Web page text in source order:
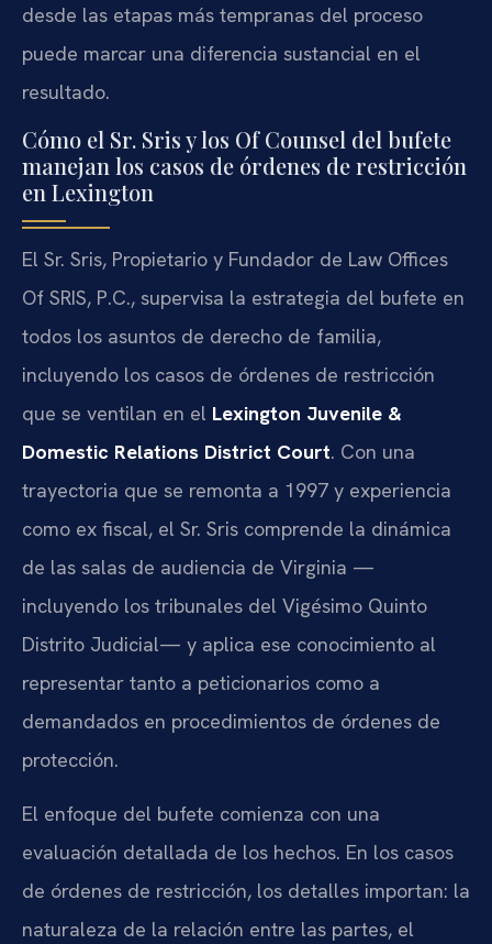
desde las etapas más tempranas del proceso
puede marcar una diferencia sustancial en el
resultado.
Cómo el Sr. Sris y los Of Counsel del bufete
manejan los casos de órdenes de restricción
en Lexington
El Sr. Sris, Propietario y Fundador de Law Offices
Of SRIS, P.C., supervisa la estrategia del bufete en
todos los asuntos de derecho de familia,
incluyendo los casos de órdenes de restricción
que se ventilan en el Lexington Juvenile &
Domestic Relations District Court. Con una
trayectoria que se remonta a 1997 y experiencia
como ex fiscal, el Sr. Sris comprende la dinámica
de las salas de audiencia de Virginia —
incluyendo los tribunales del Vigésimo Quinto
Distrito Judicial— y aplica ese conocimiento al
representar tanto a peticionarios como a
demandados en procedimientos de órdenes de
protección.
El enfoque del bufete comienza con una
evaluación detallada de los hechos. En los casos
de órdenes de restricción, los detalles importan: la
naturaleza de la relación entre las partes, el